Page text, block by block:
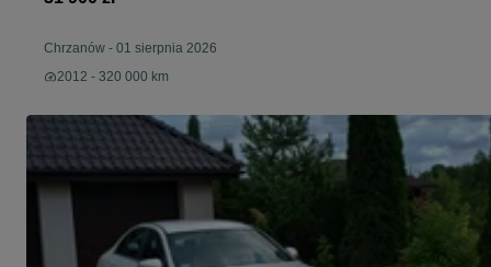
Chrzanów - 01 sierpnia 2026
2012 - 320 000 km